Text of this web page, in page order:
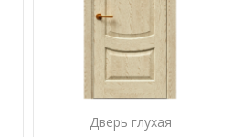
Дверь глухая